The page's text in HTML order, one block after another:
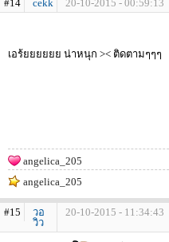
#14 cekk 20-10-2015 - 00:59:13
เอร้ยยยยยย น่าหนุก >< ติดตามๆๆๆ
angelica_205
angelica_205
#15
วอ
วิว
20-10-2015 - 11:34:43